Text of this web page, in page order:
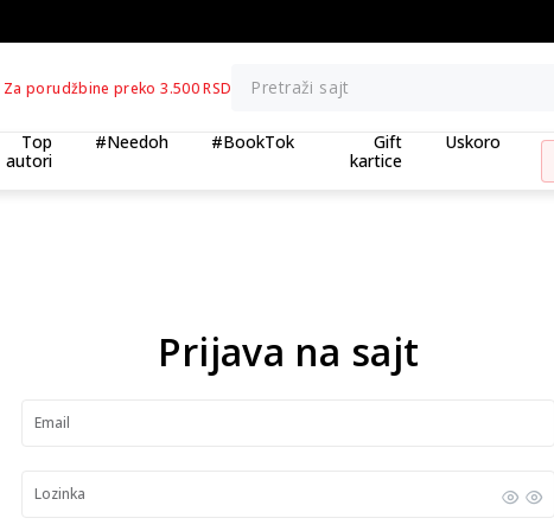
Za porudžbine preko 3.500 RSD Pretraži sajt
Top
autori
#Needoh #BookTok
Gift
kartice
Uskoro
Prijava na sajt
Email
Lozinka